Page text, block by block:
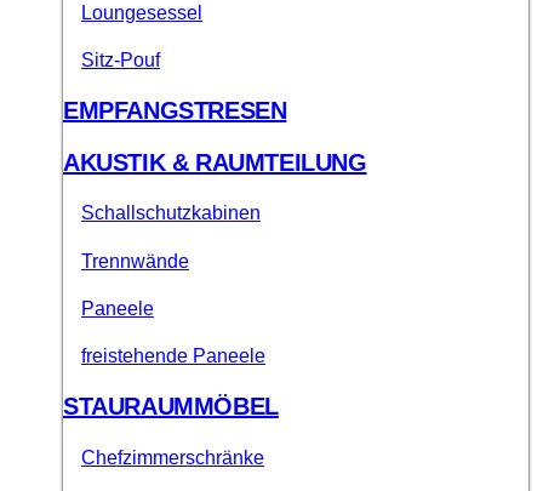
Loungesessel
Sitz-Pouf
EMPFANGSTRESEN
AKUSTIK & RAUMTEILUNG
Schallschutzkabinen
Trennwände
Paneele
freistehende Paneele
STAURAUMMÖBEL
Chefzimmerschränke